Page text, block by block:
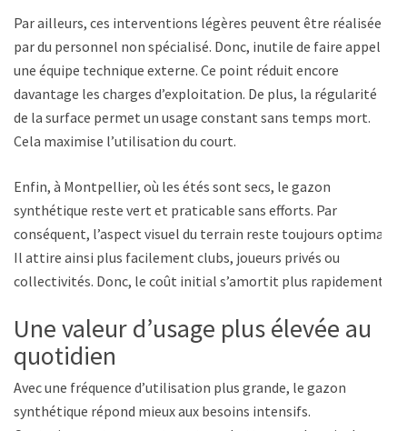
Par ailleurs, ces interventions légères peuvent être réalisées
par du personnel non spécialisé. Donc, inutile de faire appel à
une équipe technique externe. Ce point réduit encore
davantage les charges d’exploitation. De plus, la régularité
de la surface permet un usage constant sans temps mort.
Cela maximise l’utilisation du court.
Enfin, à Montpellier, où les étés sont secs, le gazon
synthétique reste vert et praticable sans efforts. Par
conséquent, l’aspect visuel du terrain reste toujours optimal.
Il attire ainsi plus facilement clubs, joueurs privés ou
collectivités. Donc, le coût initial s’amortit plus rapidement.
Une valeur d’usage plus élevée au
quotidien
Avec une fréquence d’utilisation plus grande, le gazon
synthétique répond mieux aux besoins intensifs.